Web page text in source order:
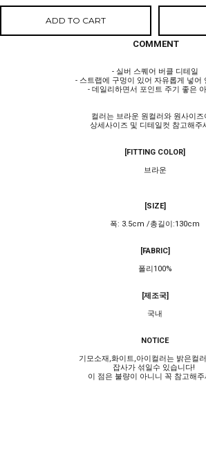
ADD TO CART
COMMENT
- 실버 스퀘어 버클 디테일
- 스트랩에 구멍이 있어 자유롭게 넣어
- 데일리하면서 포인트 주기 좋은
컬러는 브라운 원컬러와 원사이즈
상세사이즈 및 디테일컷 참고해주
[FITTING COLOR]
브라운
[SIZE]
폭: 3.5cm /총길이:130cm
[FABRIC]
폴리100%
[제조국]
국내
NOTICE
기모소재,화이트,아이컬러는 밝은컬
잡사가 섞일수 있습니다!
이 점은 불량이 아니니 꼭 참고해주